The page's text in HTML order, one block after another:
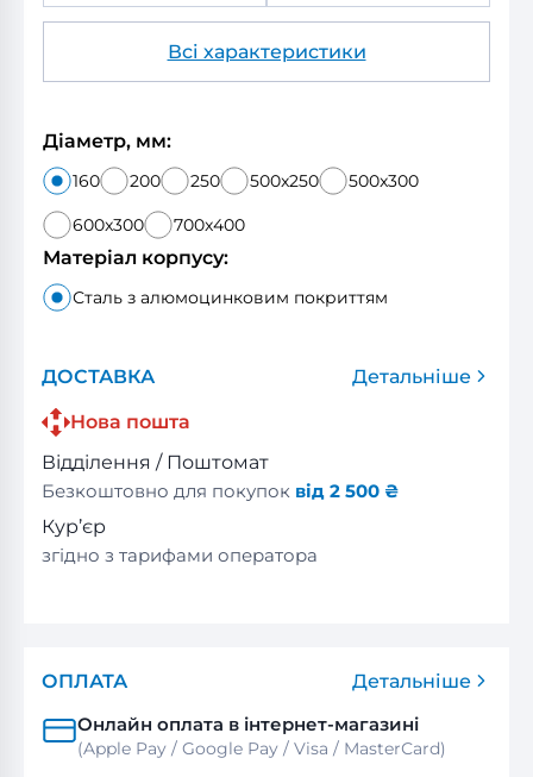
Всі характеристики
Діаметр, мм:
160 200 250 500x250 500x300
600x300 700x400
Матеріал корпусу:
Сталь з алюмоцинковим покриттям
ДОСТАВКА
Детальніше
Нова пошта
Відділення / Поштомат
Безкоштовно для покупок від 2 500 ₴
Кур’єр
згідно з тарифами оператора
ОПЛАТА
Детальніше
Онлайн оплата в інтернет-магазині
(Apple Pay / Google Pay / Visa / MasterСard)